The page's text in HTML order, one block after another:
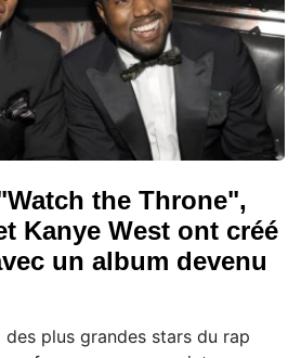
the Throne",
Kanye West ont créé
un album devenu
des plus grandes stars du rap